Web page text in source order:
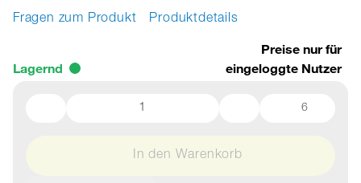
Fragen zum Produkt Produktdetails
Lagernd
Preise nur für
eingeloggte Nutzer
6
In den Warenkorb